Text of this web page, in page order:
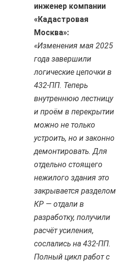
инженер компании
«Кадастровая
Москва»:
«Изменения мая 2025
года завершили
логические цепочки в
432-ПП. Теперь
внутреннюю лестницу
и проём в перекрытии
можно не только
устроить, но и законно
демонтировать. Для
отдельно стоящего
нежилого здания это
закрывается разделом
КР — отдали в
разработку, получили
расчёт усиления,
сослались на 432-ПП.
Полный цикл работ с